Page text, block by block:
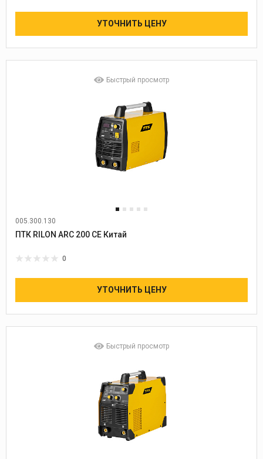
УТОЧНИТЬ ЦЕНУ
Быстрый просмотр
005.300.130
ПТК RILON ARC 200 СE Китай
0
УТОЧНИТЬ ЦЕНУ
Быстрый просмотр